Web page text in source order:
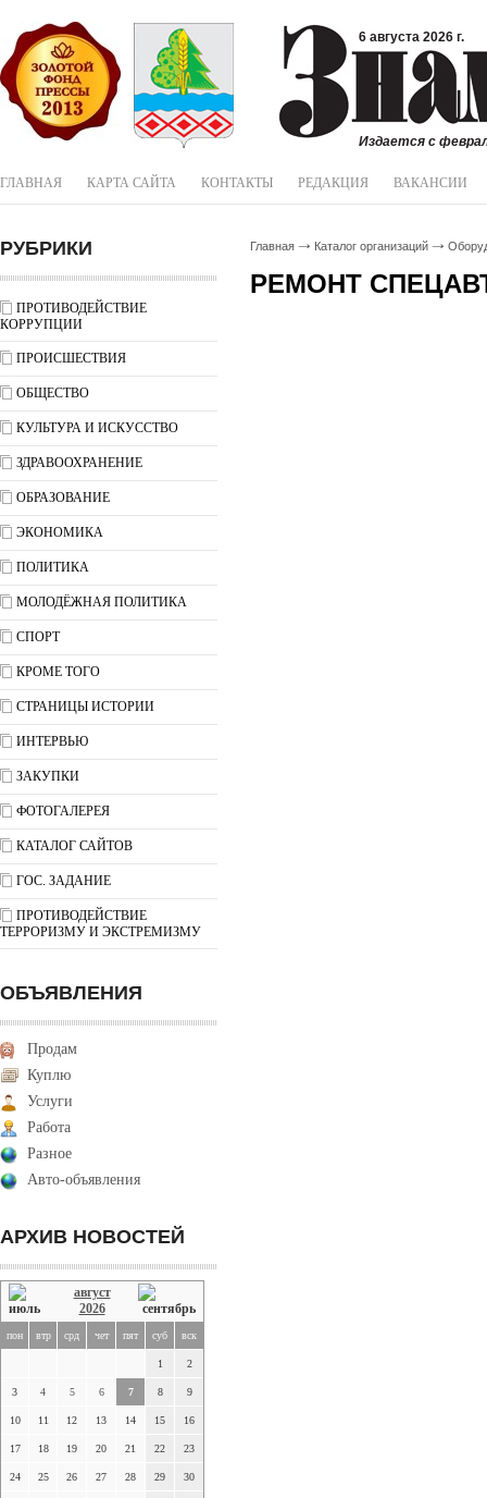
6 августа 2026 г.
Издается с
ГЛАВНАЯ КАРТА САЙТА КОНТАКТЫ РЕДАКЦИЯ ВАКАНСИИ
РУБРИКИ
ПРОТИВОДЕЙСТВИЕ
КОРРУПЦИИ
ПРОИСШЕСТВИЯ
ОБЩЕСТВО
КУЛЬТУРА И ИСКУССТВО
ЗДРАВООХРАНЕНИЕ
ОБРАЗОВАНИЕ
ЭКОНОМИКА
ПОЛИТИКА
МОЛОДЁЖНАЯ ПОЛИТИКА
СПОРТ
КРОМЕ ТОГО
СТРАНИЦЫ ИСТОРИИ
ИНТЕРВЬЮ
ЗАКУПКИ
ФОТОГАЛЕРЕЯ
КАТАЛОГ САЙТОВ
ГОС. ЗАДАНИЕ
ПРОТИВОДЕЙСТВИЕ
ТЕРРОРИЗМУ И ЭКСТРЕМИЗМУ
ОБЪЯВЛЕНИЯ
Продам
Куплю
Услуги
Работа
Разное
Авто-объявления
АРХИВ НОВОСТЕЙ
август
2026
пон втр срд чет пят суб вск
1 2
3 4 5 6 7 8 9
10 11 12 13 14 15 16
17 18 19 20 21 22 23
24 25 26 27 28 29 30
Главная Каталог организаций
РЕМОНТ